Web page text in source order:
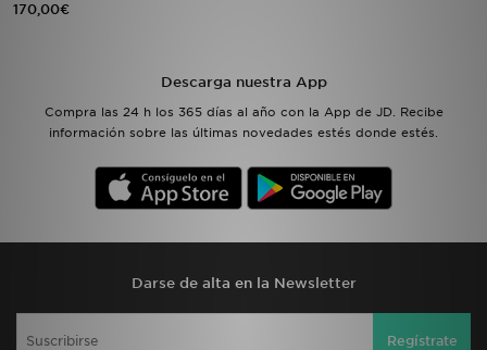
170,00€
Descarga nuestra App
Compra las 24 h los 365 días al año con la App de JD. Recibe
información sobre las últimas novedades estés donde estés.
Darse de alta en la Newsletter
Regístrate